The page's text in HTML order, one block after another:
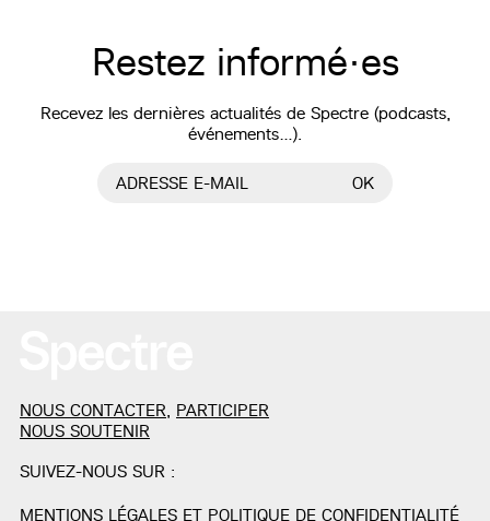
Restez informé·es
Recevez les dernières actualités de Spectre (podcasts,
événements…).
ADRESSE E-MAIL OK
NOUS CONTACTER, PARTICIPER
NOUS SOUTENIR
SUIVEZ-NOUS SUR :
MENTIONS LÉGALES ET POLITIQUE DE CONFIDENTIALITÉ